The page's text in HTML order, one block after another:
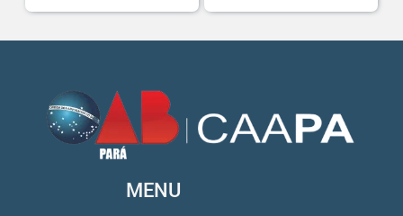
15 De Julho De 2026
Cuidar da mente também é cuidar da carreira.
13 De Julho De 2026
O domingo perfeito tem endereço certo: Clube da A s...
12 De Julho De 2026
MENU